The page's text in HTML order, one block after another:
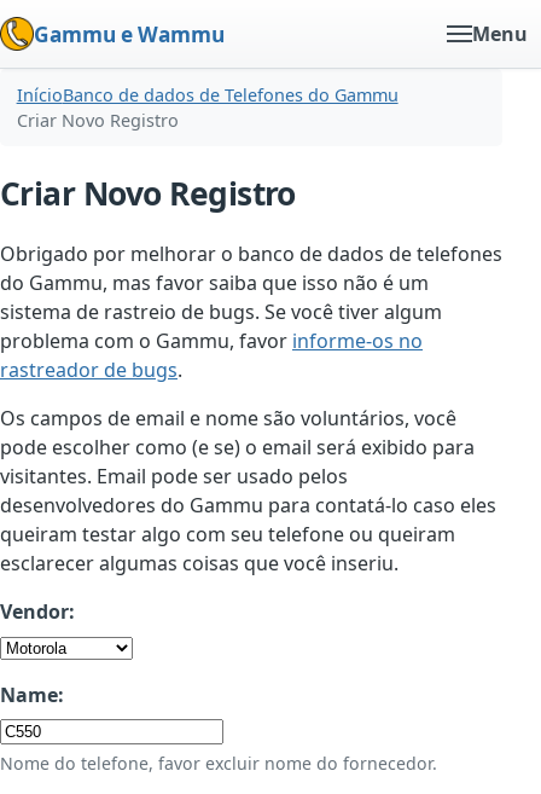
Gammu e Wammu Menu
InícioBanco de dados de Telefones do Gammu
Criar Novo Registro
Criar Novo Registro
Obrigado por melhorar o banco de dados de telefones
do Gammu, mas favor saiba que isso não é um
sistema de rastreio de bugs. Se você tiver algum
problema com o Gammu, favor informe-os no
rastreador de bugs.
Os campos de email e nome são voluntários, você
pode escolher como (e se) o email será exibido para
visitantes. Email pode ser usado pelos
desenvolvedores do Gammu para contatá-lo caso eles
queiram testar algo com seu telefone ou queiram
esclarecer algumas coisas que você inseriu.
Vendor:
Name:
Nome do telefone, favor excluir nome do fornecedor.